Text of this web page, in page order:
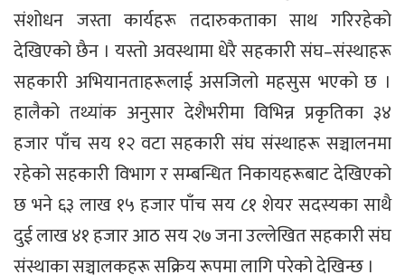
संशोधन जस्ता कार्यहरू तदारुकताका साथ गरिरहेको
देखिएको छैन । यस्तो अवस्थामा धेरै सहकारी संघ–संस्थाहरू
सहकारी अभियानताहरूलाई असजिलो महसुस भएको छ ।
हालैको तथ्यांक अनुसार देशैभरीमा विभिन्न प्रकृतिका ३४
हजार पाँच सय १२ वटा सहकारी संघ संस्थाहरू सञ्चालनमा
रहेको सहकारी विभाग र सम्बन्धित निकायहरूबाट देखिएको
छ भने ६३ लाख १५ हजार पाँच सय ८१ शेयर सदस्यका साथै
दुई लाख ४१ हजार आठ सय २७ जना उल्लेखित सहकारी संघ
संस्थाका सञ्चालकहरू सक्रिय रूपमा लागि परेको देखिन्छ ।